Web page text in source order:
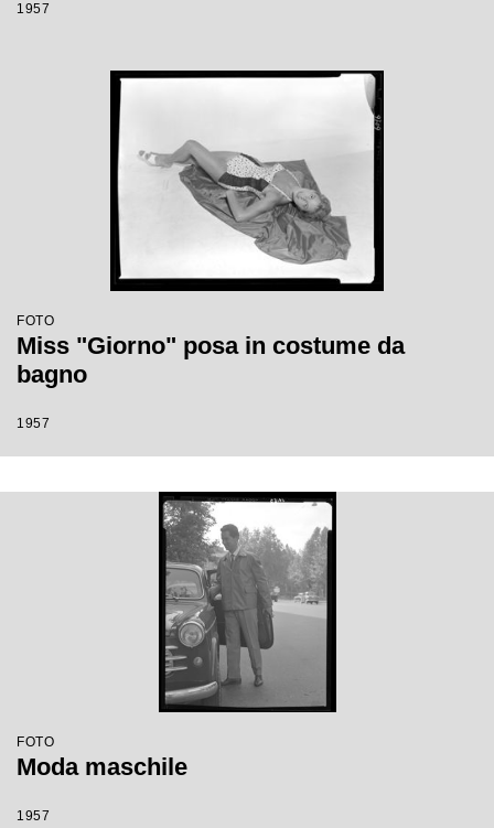
1957
FOTO
Miss "Giorno" posa in costume da
bagno
1957
FOTO
Moda maschile
1957